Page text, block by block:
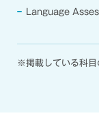
Language
※掲載している科目